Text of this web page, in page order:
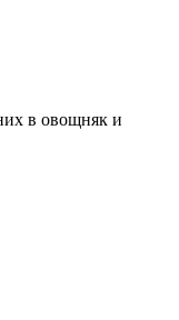
в овощняк и